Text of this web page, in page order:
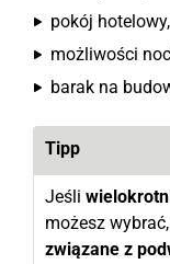
pokój hotelowy,
możliwości
barak na
Tipp
Jeśli
możesz
związane z